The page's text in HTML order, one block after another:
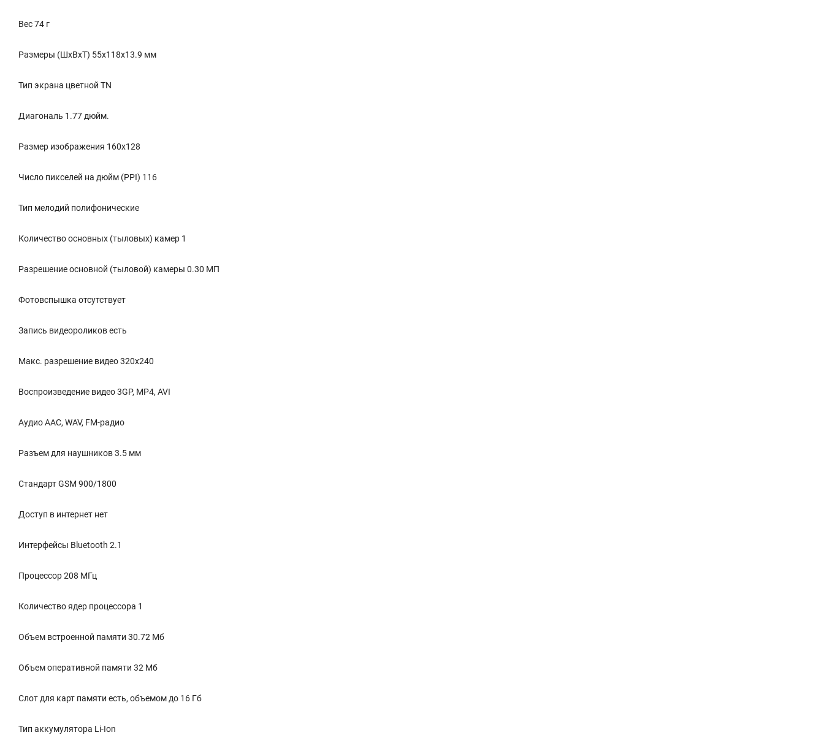
Вес 74 г
Размеры (ШxВxТ) 55x118x13.9 мм
Тип экрана цветной TN
Диагональ 1.77 дюйм.
Размер изображения 160x128
Число пикселей на дюйм (PPI) 116
Тип мелодий полифонические
Количество основных (тыловых) камер 1
Разрешение основной (тыловой) камеры 0.30 МП
Фотовспышка отсутствует
Запись видеороликов есть
Макс. разрешение видео 320x240
Воспроизведение видео 3GP, MP4, AVI
Аудио AAC, WAV, FM-радио
Разъем для наушников 3.5 мм
Стандарт GSM 900/1800
Доступ в интернет нет
Интерфейсы Bluetooth 2.1
Процессор 208 МГц
Количество ядер процессора 1
Объем встроенной памяти 30.72 Мб
Объем оперативной памяти 32 Мб
Слот для карт памяти есть, объемом до 16 Гб
Тип аккумулятора Li-Ion